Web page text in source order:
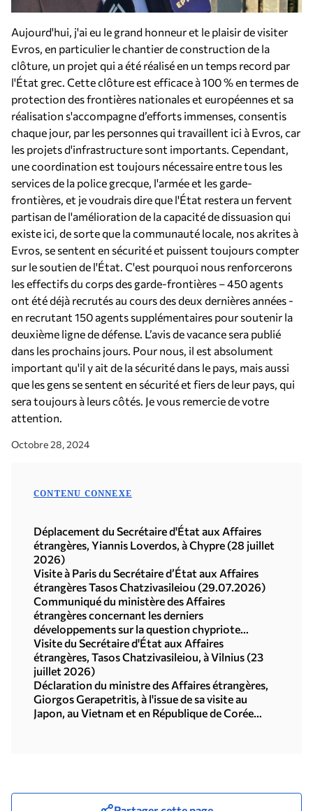
Aujourd'hui, j'ai eu le grand honneur et le plaisir de visiter
Evros, en particulier le chantier de construction de la
clôture, un projet qui a été réalisé en un temps record par
l'État grec. Cette clôture est efficace à 100 % en termes de
protection des frontières nationales et européennes et sa
réalisation s'accompagne d’efforts immenses, consentis
chaque jour, par les personnes qui travaillent ici à Evros, car
les projets d'infrastructure sont importants. Cependant,
une coordination est toujours nécessaire entre tous les
services de la police grecque, l'armée et les garde-
frontières, et je voudrais dire que l'État restera un fervent
partisan de l'amélioration de la capacité de dissuasion qui
existe ici, de sorte que la communauté locale, nos akrites à
Evros, se sentent en sécurité et puissent toujours compter
sur le soutien de l'État. C'est pourquoi nous renforcerons
les effectifs du corps des garde-frontières – 450 agents
ont été déjà recrutés au cours des deux dernières années -
en recrutant 150 agents supplémentaires pour soutenir la
deuxième ligne de défense. L’avis de vacance sera publié
dans les prochains jours. Pour nous, il est absolument
important qu'il y ait de la sécurité dans le pays, mais aussi
que les gens se sentent en sécurité et fiers de leur pays, qui
sera toujours à leurs côtés. Je vous remercie de votre
attention.
Octobre 28, 2024
CONTENU CONNEXE
Déplacement du Secrétaire d'État aux Affaires
étrangères, Yiannis Loverdos, à Chypre (28 juillet
2026)
Visite à Paris du Secrétaire d’État aux Affaires
étrangères Tasos Chatzivasileiou (29.07.2026)
Communiqué du ministère des Affaires
étrangères concernant les derniers
développements sur la question chypriote
(29.07.2026)
Visite du Secrétaire d'État aux Affaires
étrangères, Tasos Chatzivasileiou, à Vilnius (23
juillet 2026)
Déclaration du ministre des Affaires étrangères,
Giorgos Gerapetritis, à l'issue de sa visite au
Japon, au Vietnam et en République de Corée